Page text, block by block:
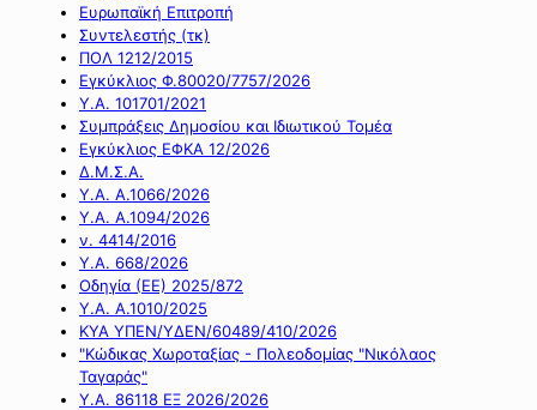
Ευρωπαϊκή Επιτροπή
Συντελεστής (τκ)
ΠΟΛ 1212/2015
Εγκύκλιος Φ.80020/7757/2026
Υ.Α. 101701/2021
Συμπράξεις Δημοσίου και Ιδιωτικού Τομέα
Εγκύκλιος ΕΦΚΑ 12/2026
Δ.Μ.Σ.Α.
Υ.Α. Α.1066/2026
Υ.Α. Α.1094/2026
ν. 4414/2016
Y.A. 668/2026
Οδηγία (ΕΕ) 2025/872
Υ.Α. Α.1010/2025
ΚΥΑ ΥΠΕΝ/ΥΔΕΝ/60489/410/2026
"Κώδικας Χωροταξίας - Πολεοδομίας "Νικόλαος
Ταγαράς"
Υ.Α. 86118 ΕΞ 2026/2026